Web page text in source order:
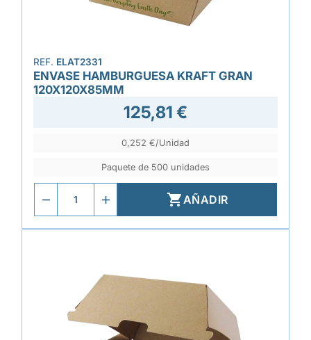
REF. ELAT2331
ENVASE HAMBURGUESA KRAFT GRAN
120X120X85MM
125,81 €
0,252 €/Unidad
Paquete de 500 unidades
AÑADIR